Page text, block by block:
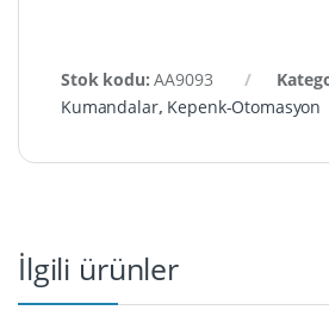
Stok kodu:AA9093
Kumandalar, Kepenk-Otomasyon
İlgili ürünler